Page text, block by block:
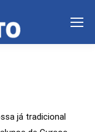
já tradicional